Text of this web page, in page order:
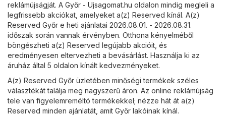
reklámújságját. A Győr - Ujsagomat.hu oldalon mindig megleli a
legfrissebb akciókat, amelyeket a(z) Reserved kínál. A(z)
Reserved Győr e heti ajánlatai 2026.08.01. - 2026.08.31.
időszak során vannak érvényben. Otthona kényelméből
böngészheti a(z) Reserved legújabb akcióit, és
eredményesen eltervezheti a bevásárlást. Használja ki az
áruház által 5 oldalon kínált kedvezményeket.
A(z) Reserved Győr üzletében minőségi termékek széles
választékát találja meg nagyszerű áron. Az online reklámújság
tele van figyelemreméltó termékekkel; nézze hát át a(z)
Reserved minden ajánlatát, amit Győr lakóinak kínál.